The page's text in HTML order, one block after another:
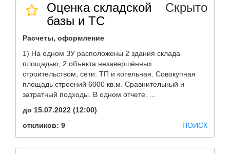
Оценка складской
базы и ТС
Скрыто
Расчеты, оформление
1) На одном ЗУ расположены 2 здания склада
площадью, 2 объекта незавершённых
строительством, сети: ТП и котельная. Совокупная
площадь строений 6000 кв.м. Сравнительный и
затратный подходы. В одном отчете. ...
до 15.07.2022 (12:00)
откликов: 9
ПОИСК